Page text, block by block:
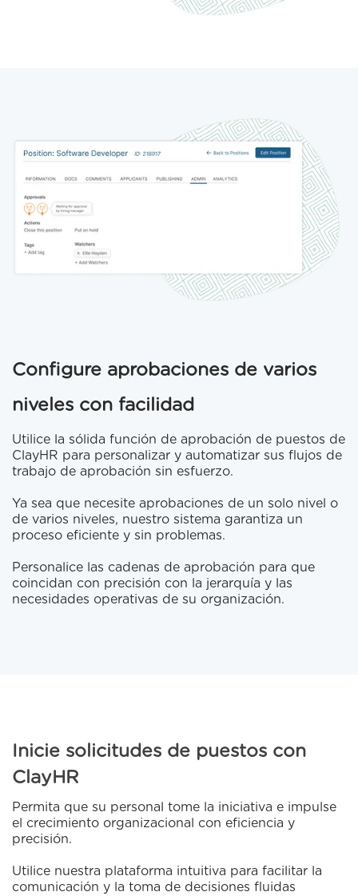
Configure aprobaciones de varios
niveles con facilidad
Utilice la sólida función de aprobación de puestos de
ClayHR para personalizar y automatizar sus flujos de
trabajo de aprobación sin esfuerzo.
Ya sea que necesite aprobaciones de un solo nivel o
de varios niveles, nuestro sistema garantiza un
proceso eficiente y sin problemas.
Personalice las cadenas de aprobación para que
coincidan con precisión con la jerarquía y las
necesidades operativas de su organización.
Inicie solicitudes de puestos con
ClayHR
Permita que su personal tome la iniciativa e impulse
el crecimiento organizacional con eficiencia y
precisión.
Utilice nuestra plataforma intuitiva para facilitar la
comunicación y la toma de decisiones fluidas